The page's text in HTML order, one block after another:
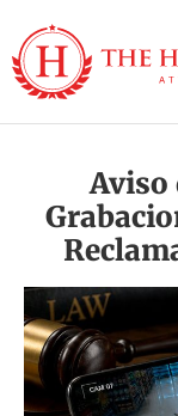
Aviso